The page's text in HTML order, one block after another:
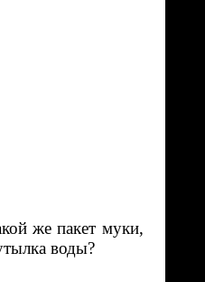
же пакет муки,
воды?